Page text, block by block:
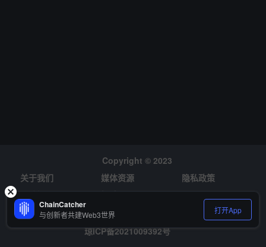
Copyright © 2023
关于我们
媒体资源
隐私政策
风险提示
招聘
琼ICP备2021009392号
ChainCatcher
与创新者共建Web3世界 打开App